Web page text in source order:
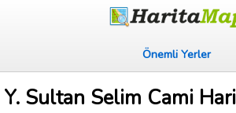
Önemli Yerler
Y. Sultan Selim Cami